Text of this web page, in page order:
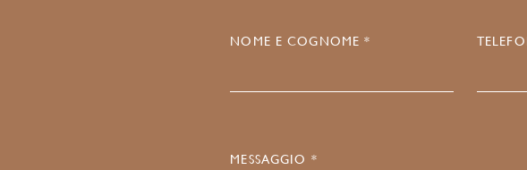
NOME E COGNOME *
MESSAGGIO *